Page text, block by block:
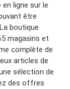
ligne sur le
être
boutique
magasins et
complète de
articles de
sélection de
des offres